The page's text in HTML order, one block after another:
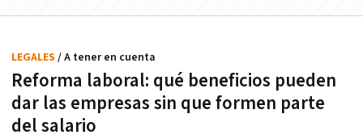
Reforma laboral: qué beneficios pueden
dar las empresas sin que formen parte
del salario
LEGALES / A tener en cuenta